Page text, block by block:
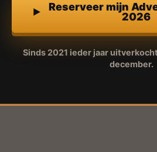
Reserveer mijn
2026
Sinds 2021 ieder jaar
december.